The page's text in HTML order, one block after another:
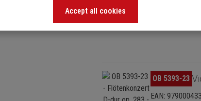
Skip image galleryOB 5393-23
EAN:
Accept all cookies